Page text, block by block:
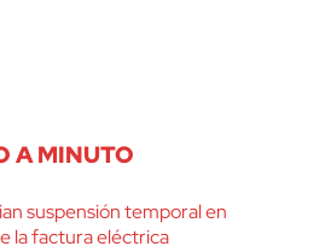
A MINUTO
suspensión temporal en
la factura eléctrica